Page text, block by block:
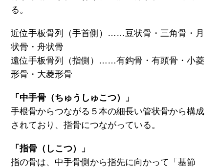
る。
近位手板骨列（手首側）……豆状骨・三角骨・月
状骨・舟状骨
遠位手板骨列（指側）……有鈎骨・有頭骨・小菱
形骨・大菱形骨
「中手骨（ちゅうしゅこつ）」
手根骨からつながる５本の細長い管状骨から構成
されており、指骨につながっている。
「指骨（しこつ）」
指の骨は、中手骨側から指先に向かって「基節